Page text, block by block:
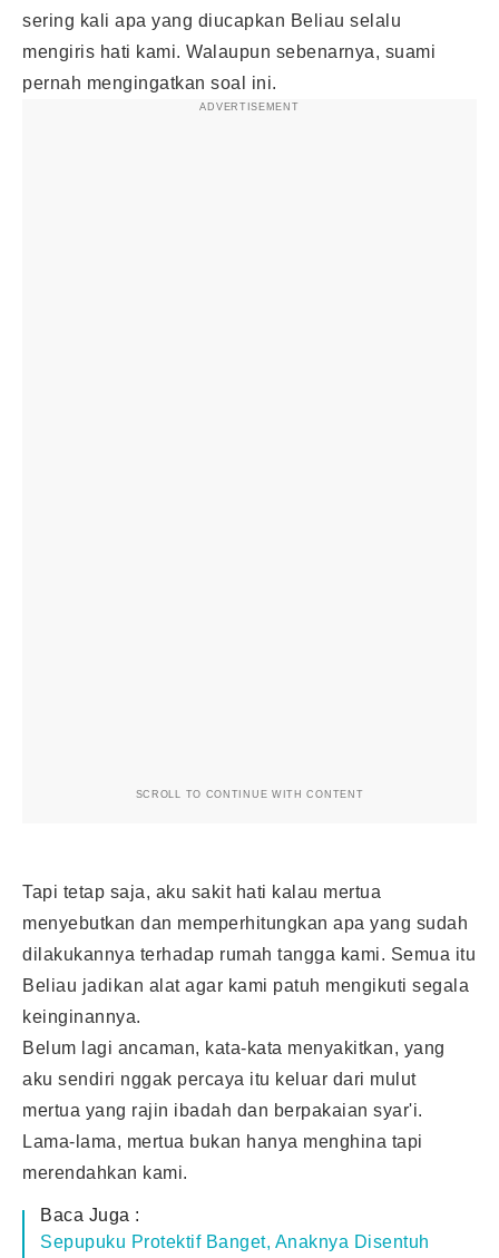
sering kali apa yang diucapkan Beliau selalu
mengiris hati kami. Walaupun sebenarnya, suami
pernah mengingatkan soal ini.
ADVERTISEMENT
SCROLL TO CONTINUE WITH CONTENT
Tapi tetap saja, aku sakit hati kalau mertua
menyebutkan dan memperhitungkan apa yang sudah
dilakukannya terhadap rumah tangga kami. Semua itu
Beliau jadikan alat agar kami patuh mengikuti segala
keinginannya.
Belum lagi ancaman, kata-kata menyakitkan, yang
aku sendiri nggak percaya itu keluar dari mulut
mertua yang rajin ibadah dan berpakaian syar'i.
Lama-lama, mertua bukan hanya menghina tapi
merendahkan kami.
Baca Juga :
Sepupuku Protektif Banget, Anaknya Disentuh